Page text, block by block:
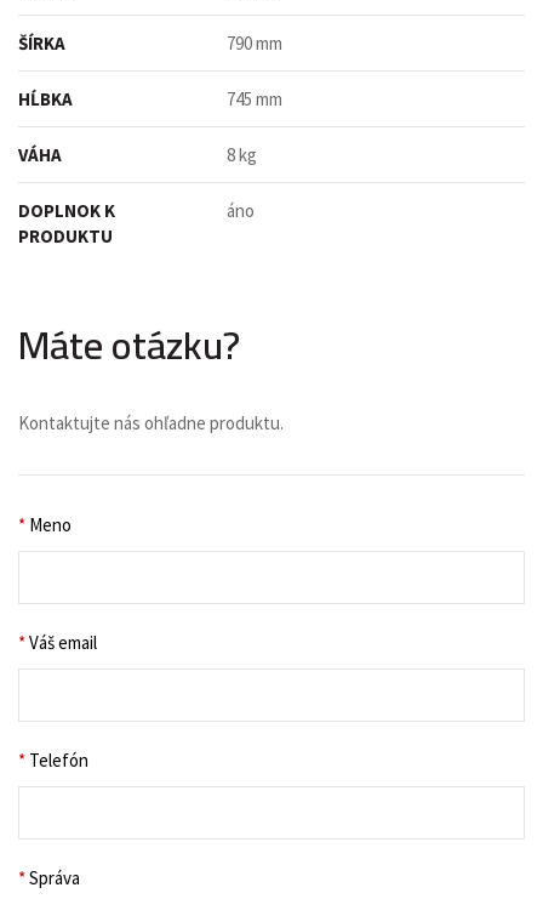
ŠÍRKA 790 mm
HĹBKA 745 mm
VÁHA 8 kg
DOPLNOK K
PRODUKTU
áno
Máte otázku?
Kontaktujte nás ohľadne produktu.
* Meno
*Váš email
* Telefón
*Správa